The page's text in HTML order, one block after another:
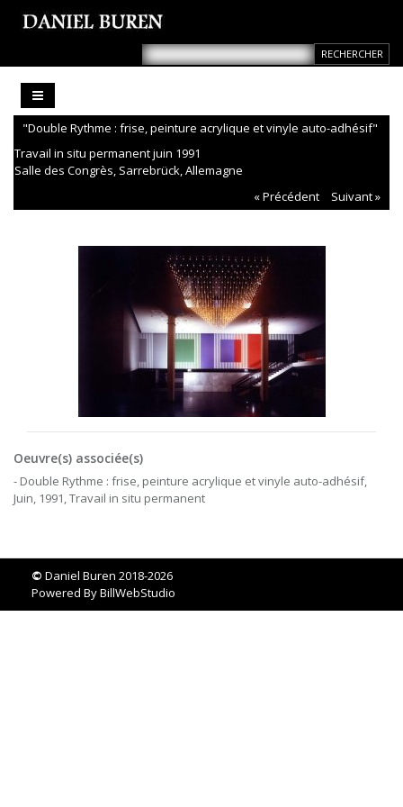
"Double Rythme : frise, peinture acrylique et vinyle auto-adhésif"
Travail in situ permanent juin 1991
Salle des Congrès, Sarrebrück, Allemagne
« Précédent
Suivant »
Oeuvre(s) associée(s)
- Double Rythme : frise, peinture acrylique et vinyle auto-adhésif,
Juin, 1991, Travail in situ permanent
© Daniel Buren 2018-2026
Powered ByBillWebStudio